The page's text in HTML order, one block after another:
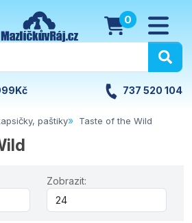
0
737 520 104
paštiky Taste of the Wild
Zobrazit: